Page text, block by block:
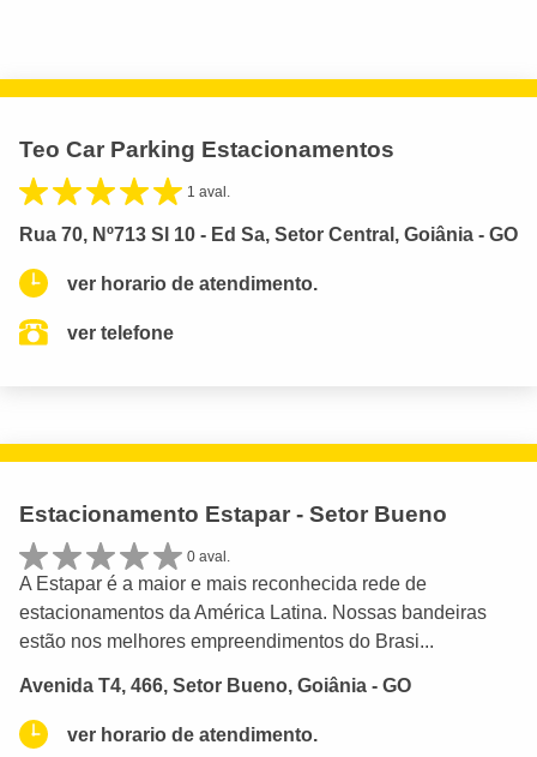
Teo Car Parking Estacionamentos
1 aval.
Rua 70, Nº713 Sl 10 - Ed Sa, Setor Central, Goiânia - GO
ver horario de atendimento.
ver telefone
Estacionamento Estapar - Setor Bueno
0 aval.
A Estapar é a maior e mais reconhecida rede de
estacionamentos da América Latina. Nossas bandeiras
estão nos melhores empreendimentos do Brasi...
Avenida T4, 466, Setor Bueno, Goiânia - GO
ver horario de atendimento.